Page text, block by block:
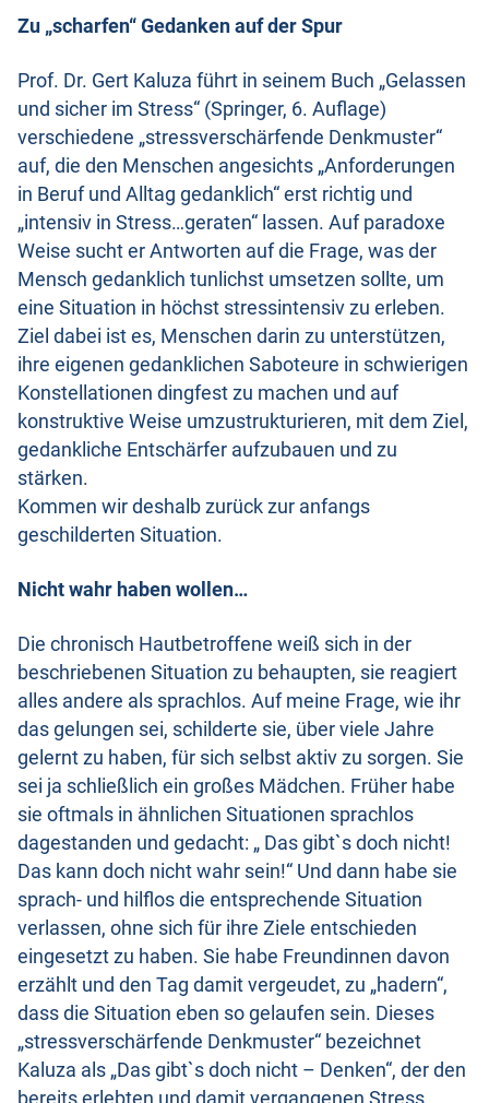
Zu „scharfen“ Gedanken auf der Spur
Prof. Dr. Gert Kaluza führt in seinem Buch „Gelassen
und sicher im Stress“ (Springer, 6. Auflage)
verschiedene „stressverschärfende Denkmuster“
auf, die den Menschen angesichts „Anforderungen
in Beruf und Alltag gedanklich“ erst richtig und
„intensiv in Stress…geraten“ lassen. Auf paradoxe
Weise sucht er Antworten auf die Frage, was der
Mensch gedanklich tunlichst umsetzen sollte, um
eine Situation in höchst stressintensiv zu erleben.
Ziel dabei ist es, Menschen darin zu unterstützen,
ihre eigenen gedanklichen Saboteure in schwierigen
Konstellationen dingfest zu machen und auf
konstruktive Weise umzustrukturieren, mit dem Ziel,
gedankliche Entschärfer aufzubauen und zu
stärken.
Kommen wir deshalb zurück zur anfangs
geschilderten Situation.
Nicht wahr haben wollen…
Die chronisch Hautbetroffene weiß sich in der
beschriebenen Situation zu behaupten, sie reagiert
alles andere als sprachlos. Auf meine Frage, wie ihr
das gelungen sei, schilderte sie, über viele Jahre
gelernt zu haben, für sich selbst aktiv zu sorgen. Sie
sei ja schließlich ein großes Mädchen. Früher habe
sie oftmals in ähnlichen Situationen sprachlos
dagestanden und gedacht: „ Das gibt`s doch nicht!
Das kann doch nicht wahr sein!“ Und dann habe sie
sprach- und hilflos die entsprechende Situation
verlassen, ohne sich für ihre Ziele entschieden
eingesetzt zu haben. Sie habe Freundinnen davon
erzählt und den Tag damit vergeudet, zu „hadern“,
dass die Situation eben so gelaufen sein. Dieses
„stressverschärfende Denkmuster“ bezeichnet
Kaluza als „Das gibt`s doch nicht – Denken“, der den